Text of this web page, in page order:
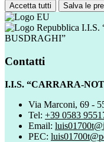
Accetta tutti Salva le
I.I.S.
BUSDRAGHI”
Contatti
I.I.S. “CARRARA-
Via Marconi, 69 -
Tel: +39 0583
Email:
PEC: